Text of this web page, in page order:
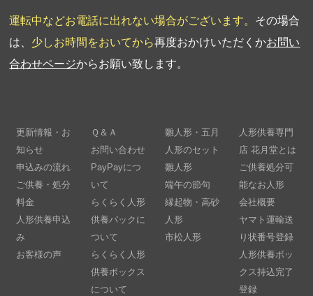
運転中などお電話に出れない場合がございます。 その場合
は、 少しお時間をおいてから再度おかけいただくかお問い
合わせページからお願い致します。
更新情報・お
知らせ
申込みの流れ
ご供養・処分
料金
人形供養申込
み
お客様の声
Ｑ＆Ａ
お問い合わせ
PayPayにつ
いて
らくらく人形
供養パックに
ついて
らくらく人形
供養ボックス
について
雛人形・五月
人形のセット
雛人形
端午の節句
縁起物・高砂
人形
市松人形
人形供養専門
店 花月堂とは
ご供養処分可
能なお人形
会社概要
ヤマト運輸送
り状番号登録
人形供養ボッ
クス持込完了
登録